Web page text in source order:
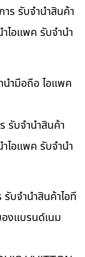
ร รับจำนำสินค้า
ไอแพค รับจำนำ
นำมือถือ ไอแพค
รับจำนำสินค้า
ไอแพค รับจำนำ
บจำนำสินค้าไอที
งแบรนด์เนม